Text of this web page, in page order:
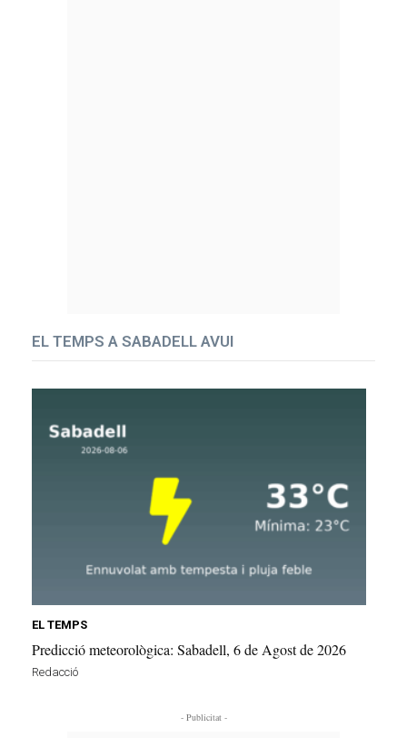
EL TEMPS A SABADELL AVUI
EL TEMPS
Predicció meteorològica: Sabadell, 6 de Agost de 2026
Redacció
- Publicitat -